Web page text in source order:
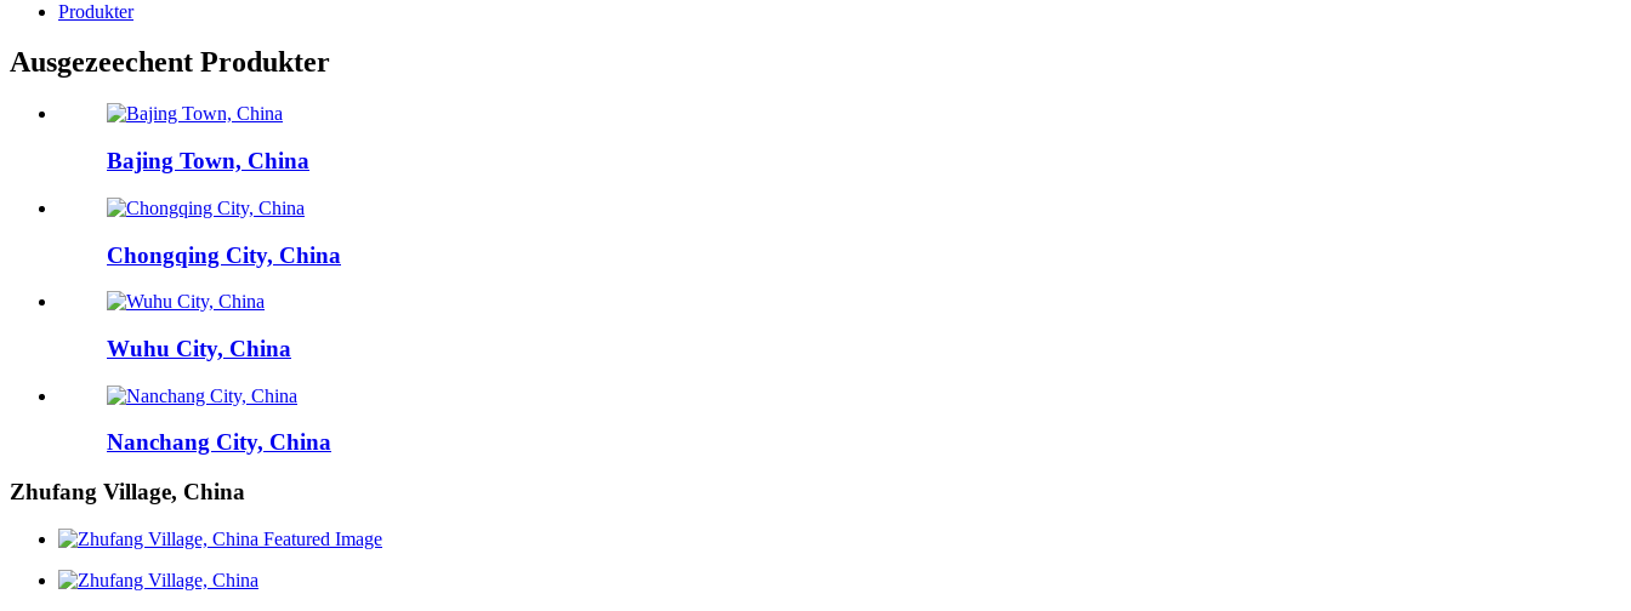
Produkter
Ausgezeechent Produkter
Bajing Town, China
Chongqing City, China
Wuhu City, China
Nanchang City, China
Zhufang Village, China